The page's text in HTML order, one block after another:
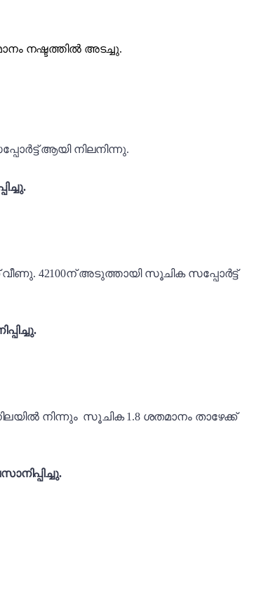
നഷ്ടത്തിൽ അടച്ചു.
ആയി നിലനിന്നു.
വീണു. 42100ന് അടുത്തായി സൂചിക സപ്പോർട്ട്
നിന്നും സൂചിക 1.8 ശതമാനം താഴേക്ക്